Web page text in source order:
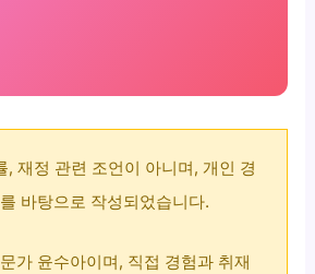
, 재정 관련 조언이 아니며, 개인 경
바탕으로 작성되었습니다.
가 윤수아이며, 직접 경험과 취재